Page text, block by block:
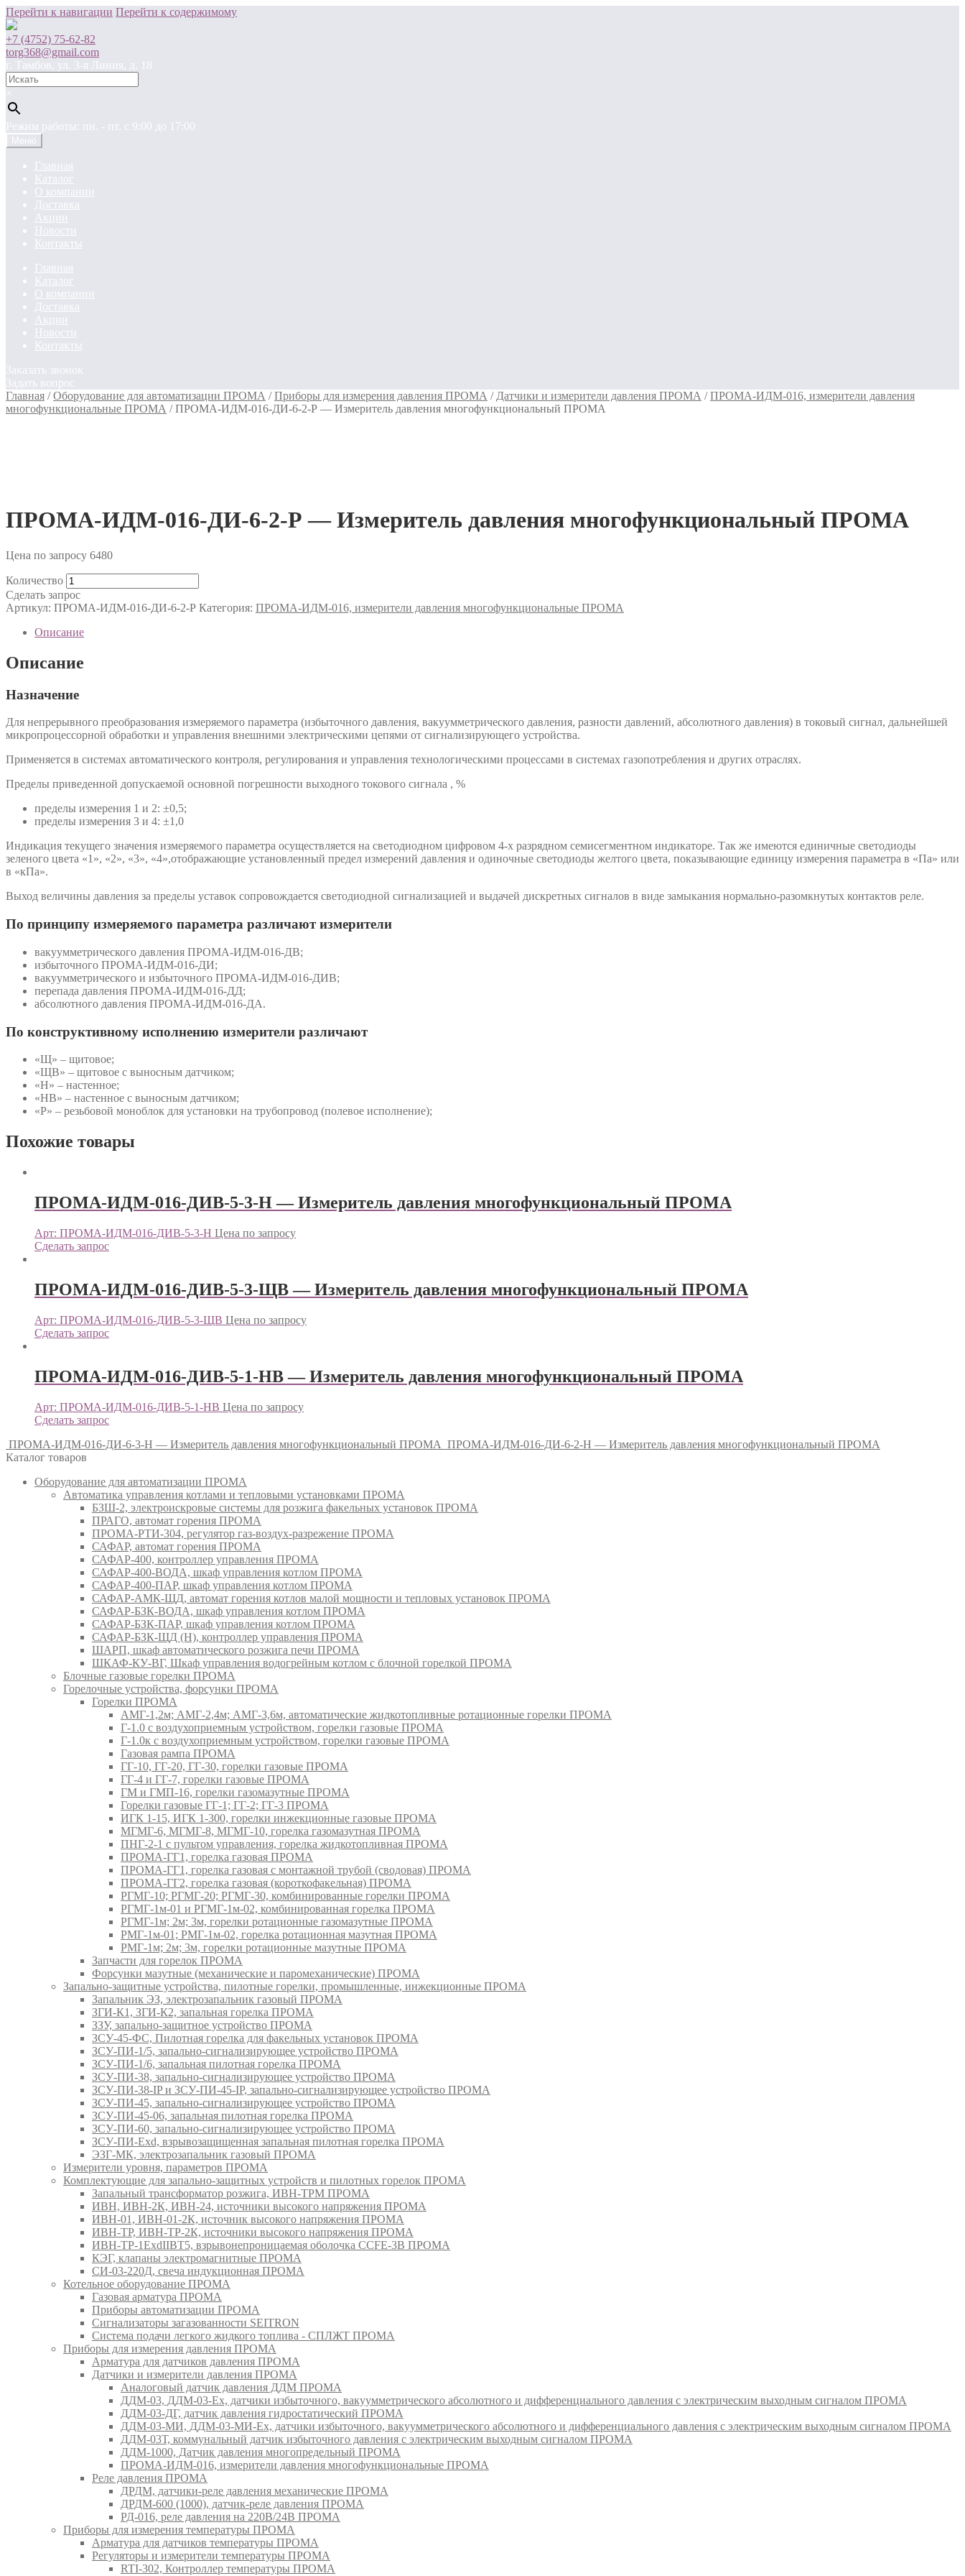
Перейти к навигации Перейти к содержимому
+7 (4752) 75-62-82
torg368@gmail.com
г. Тамбов, ул. 3-я Линия, д. 18
×
Режим работы: пн. - пт. c 9:00 до 17:00
Меню
Главная
Каталог
О компании
Доставка
Акции
Новости
Контакты
Главная
Каталог
О компании
Доставка
Акции
Новости
Контакты
Заказать звонок
Задать вопрос
Главная /Оборудование для автоматизации ПРОМА /Приборы для измерения давления ПРОМА / Датчики и измерители давления ПРОМА /ПРОМА-ИДМ-016, измерители давления
многофункциональные ПРОМА /ПРОМА-ИДМ-016-ДИ-6-2-Р — Измеритель давления многофункциональный ПРОМА
ПРОМА-ИДМ-016-ДИ-6-2-Р — Измеритель давления многофункциональный ПРОМА
Цена по запросу 6480
Количество
Сделать запрос
Артикул: ПРОМА-ИДМ-016-ДИ-6-2-Р Категория: ПРОМА-ИДМ-016, измерители давления многофункциональные ПРОМА
Описание
Описание
Назначение
Для непрерывного преобразования измеряемого параметра (избыточного давления, вакуумметрического давления, разности давлений, абсолютного давления) в токовый сигнал, дальнейшей
микропроцессорной обработки и управления внешними электрическими цепями от сигнализирующего устройства.
Применяется в системах автоматического контроля, регулирования и управления технологическими процессами в системах газопотребления и других отраслях.
Пределы приведенной допускаемой основной погрешности выходного токового сигнала , %
пределы измерения 1 и 2: ±0,5;
пределы измерения 3 и 4: ±1,0
Индикация текущего значения измеряемого параметра осуществляется на светодиодном цифровом 4-х разрядном семисегментном индикаторе. Так же имеются единичные светодиоды
зеленого цвета «1», «2», «3», «4»,отображающие установленный предел измерений давления и одиночные светодиоды желтого цвета, показывающие единицу измерения параметра в «Па» или
в «кПа».
Выход величины давления за пределы уставок сопровождается светодиодной сигнализацией и выдачей дискретных сигналов в виде замыкания нормально-разомкнутых контактов реле.
По принципу измеряемого параметра различают измерители
вакуумметрического давления ПРОМА-ИДМ-016-ДВ;
избыточного ПРОМА-ИДМ-016-ДИ;
вакуумметрического и избыточного ПРОМА-ИДМ-016-ДИВ;
перепада давления ПРОМА-ИДМ-016-ДД;
абсолютного давления ПРОМА-ИДМ-016-ДА.
По конструктивному исполнению измерители различают
«Щ» – щитовое;
«ЩВ» – щитовое с выносным датчиком;
«Н» – настенное;
«НВ» – настенное с выносным датчиком;
«Р» – резьбовой моноблок для установки на трубопровод (полевое исполнение);
Похожие товары
ПРОМА-ИДМ-016-ДИВ-5-3-Н — Измеритель давления многофункциональный ПРОМА
Арт: ПРОМА-ИДМ-016-ДИВ-5-3-Н Цена по запросу
Сделать запрос
ПРОМА-ИДМ-016-ДИВ-5-3-ЩВ — Измеритель давления многофункциональный ПРОМА
Арт: ПРОМА-ИДМ-016-ДИВ-5-3-ЩВ Цена по запросу
Сделать запрос
ПРОМА-ИДМ-016-ДИВ-5-1-НВ — Измеритель давления многофункциональный ПРОМА
Арт: ПРОМА-ИДМ-016-ДИВ-5-1-НВ Цена по запросу
Сделать запрос
ПРОМА-ИДМ-016-ДИ-6-3-Н — Измеритель давления многофункциональный ПРОМА ПРОМА-ИДМ-016-ДИ-6-2-Н — Измеритель давления многофункциональный ПРОМА
Каталог товаров
Оборудование для автоматизации ПРОМА
Автоматика управления котлами и тепловыми установками ПРОМА
БЗШ-2, электроискровые системы для розжига факельных установок ПРОМА
ПРАГО, автомат горения ПРОМА
ПРОМА-РТИ-304, регулятор газ-воздух-разрежение ПРОМА
САФАР, автомат горения ПРОМА
САФАР-400, контроллер управления ПРОМА
САФАР-400-ВОДА, шкаф управления котлом ПРОМА
САФАР-400-ПАР, шкаф управления котлом ПРОМА
САФАР-АМК-ЩД, автомат горения котлов малой мощности и тепловых установок ПРОМА
САФАР-БЗК-ВОДА, шкаф управления котлом ПРОМА
САФАР-БЗК-ПАР, шкаф управления котлом ПРОМА
САФАР-БЗК-ЩД (Н), контроллер управления ПРОМА
ШАРП, шкаф автоматического розжига печи ПРОМА
ШКАФ-КУ-ВГ, Шкаф управления водогрейным котлом с блочной горелкой ПРОМА
Блочные газовые горелки ПРОМА
Горелочные устройства, форсунки ПРОМА
Горелки ПРОМА
АМГ-1,2м; АМГ-2,4м; АМГ-3,6м, автоматические жидкотопливные ротационные горелки ПРОМА
Г-1.0 с воздухоприемным устройством, горелки газовые ПРОМА
Г-1.0к с воздухоприемным устройством, горелки газовые ПРОМА
Газовая рампа ПРОМА
ГГ-10, ГГ-20, ГГ-30, горелки газовые ПРОМА
ГГ-4 и ГГ-7, горелки газовые ПРОМА
ГМ и ГМП-16, горелки газомазутные ПРОМА
Горелки газовые ГГ-1; ГГ-2; ГГ-3 ПРОМА
ИГК 1-15, ИГК 1-300, горелки инжекционные газовые ПРОМА
МГМГ-6, МГМГ-8, МГМГ-10, горелка газомазутная ПРОМА
ПНГ-2-1 с пультом управления, горелка жидкотопливная ПРОМА
ПРОМА-ГГ1, горелка газовая ПРОМА
ПРОМА-ГГ1, горелка газовая с монтажной трубой (сводовая) ПРОМА
ПРОМА-ГГ2, горелка газовая (короткофакельная) ПРОМА
РГМГ-10; РГМГ-20; РГМГ-30, комбинированные горелки ПРОМА
РГМГ-1м-01 и РГМГ-1м-02, комбинированная горелка ПРОМА
РГМГ-1м; 2м; 3м, горелки ротационные газомазутные ПРОМА
РМГ-1м-01; РМГ-1м-02, горелка ротационная мазутная ПРОМА
РМГ-1м; 2м; 3м, горелки ротационные мазутные ПРОМА
Запчасти для горелок ПРОМА
Форсунки мазутные (механические и паромеханические) ПРОМА
Запально-защитные устройства, пилотные горелки, промышленные, инжекционные ПРОМА
Запальник ЭЗ, электрозапальник газовый ПРОМА
ЗГИ-К1, ЗГИ-К2, запальная горелка ПРОМА
ЗЗУ, запально-защитное устройство ПРОМА
ЗСУ-45-ФС, Пилотная горелка для факельных установок ПРОМА
ЗСУ-ПИ-1/5, запально-сигнализирующее устройство ПРОМА
ЗСУ-ПИ-1/6, запальная пилотная горелка ПРОМА
ЗСУ-ПИ-38, запально-сигнализирующее устройство ПРОМА
ЗСУ-ПИ-38-IP и ЗСУ-ПИ-45-IP, запально-сигнализирующее устройство ПРОМА
ЗСУ-ПИ-45, запально-сигнализирующее устройство ПРОМА
ЗСУ-ПИ-45-06, запальная пилотная горелка ПРОМА
ЗСУ-ПИ-60, запально-сигнализирующее устройство ПРОМА
ЗСУ-ПИ-Exd, взрывозащищенная запальная пилотная горелка ПРОМА
ЭЗГ-МК, электрозапальник газовый ПРОМА
Измерители уровня, параметров ПРОМА
Комплектующие для запально-защитных устройств и пилотных горелок ПРОМА
Запальный трансформатор розжига, ИВН-ТРМ ПРОМА
ИВН, ИВН-2К, ИВН-24, источники высокого напряжения ПРОМА
ИВН-01, ИВН-01-2К, источник высокого напряжения ПРОМА
ИВН-ТР, ИВН-ТР-2К, источники высокого напряжения ПРОМА
ИВН-ТР-1ExdIIBT5, взрывонепроницаемая оболочка CCFE-3B ПРОМА
КЭГ, клапаны электромагнитные ПРОМА
СИ-03-220Д, свеча индукционная ПРОМА
Котельное оборудование ПРОМА
Газовая арматура ПРОМА
Приборы автоматизации ПРОМА
Сигнализаторы загазованности SEITRON
Система подачи легкого жидкого топлива - СПЛЖТ ПРОМА
Приборы для измерения давления ПРОМА
Арматура для датчиков давления ПРОМА
Датчики и измерители давления ПРОМА
Аналоговый датчик давления ДДМ ПРОМА
ДДМ-03, ДДМ-03-Ех, датчики избыточного, вакуумметрического абсолютного и дифференциального давления с электрическим выходным сигналом ПРОМА
ДДМ-03-ДГ, датчик давления гидростатический ПРОМА
ДДМ-03-МИ, ДДМ-03-МИ-Ех, датчики избыточного, вакуумметрического абсолютного и дифференциального давления с электрическим выходным сигналом ПРОМА
ДДМ-03Т, коммунальный датчик избыточного давления с электрическим выходным сигналом ПРОМА
ДДМ-1000, Датчик давления многопредельный ПРОМА
ПРОМА-ИДМ-016, измерители давления многофункциональные ПРОМА
Реле давления ПРОМА
ДРДМ, датчики-реле давления механические ПРОМА
ДРДМ-600 (1000), датчик-реле давления ПРОМА
РД-016, реле давления на 220В/24В ПРОМА
Приборы для измерения температуры ПРОМА
Арматура для датчиков температуры ПРОМА
Регуляторы и измерители температуры ПРОМА
RTI-302, Контроллер температуры ПРОМА